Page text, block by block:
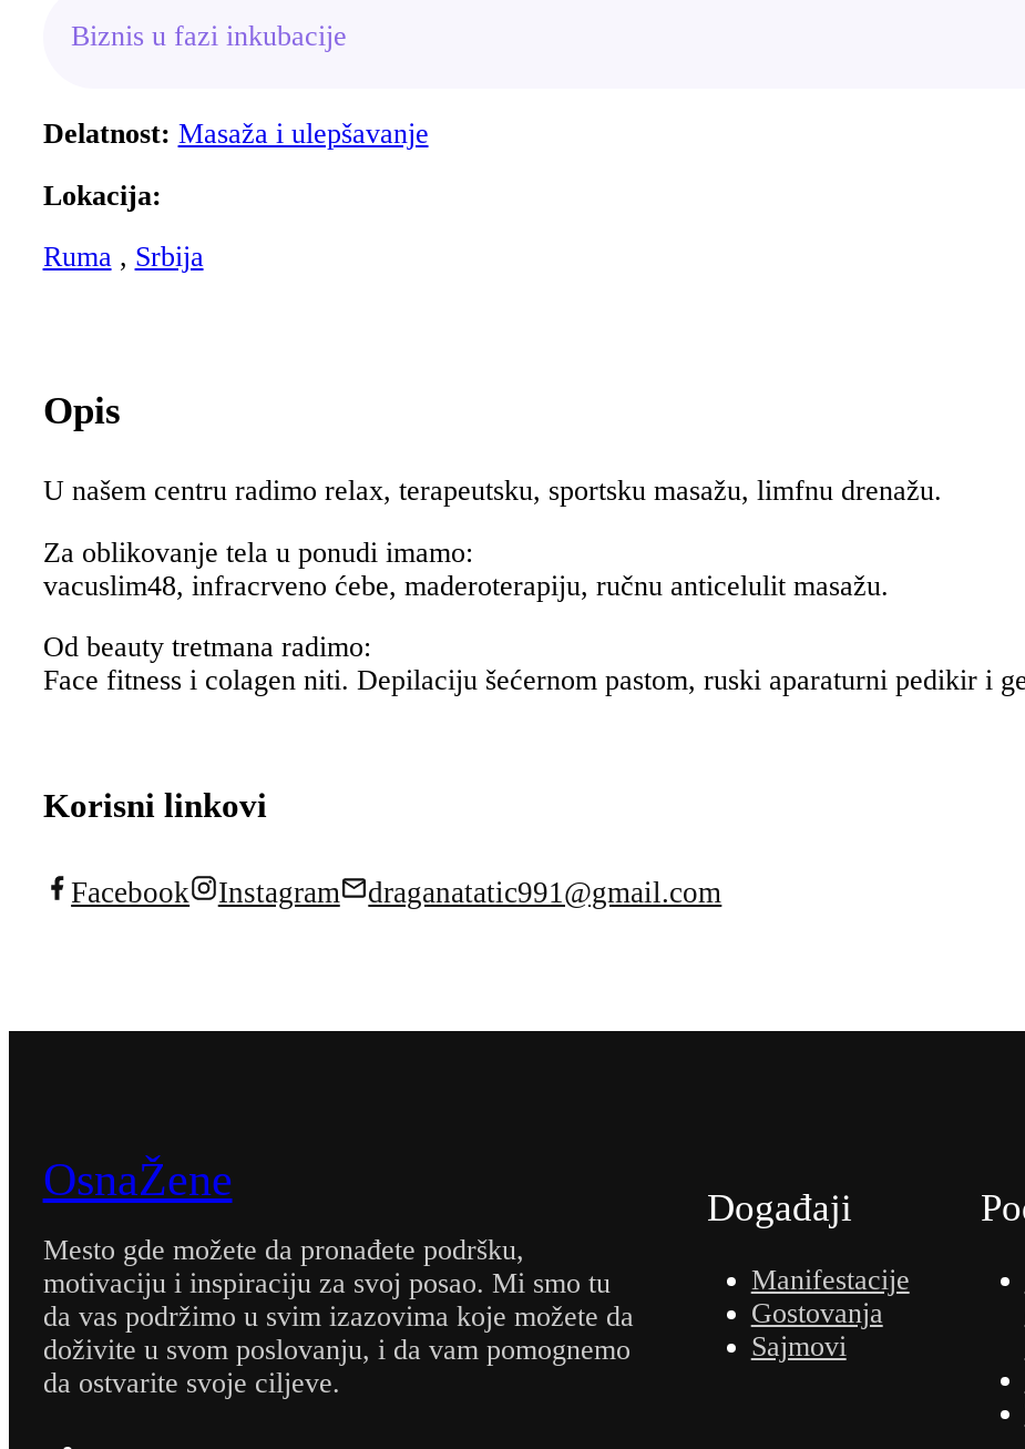
Biznis u fazi inkubacije
Delatnost: Masaža i ulepšavanje
Lokacija:
Ruma, Srbija
Opis
U našem centru radimo relax, terapeutsku, sportsku masažu, limfnu drenažu.
Za oblikovanje tela u ponudi imamo:
vacuslim48, infracrveno ćebe, maderoterapiju, ručnu anticelulit masažu.
Od beauty tretmana radimo:
Face fitness i colagen niti. Depilaciju šećernom pastom, ruski aparaturni pedikir i
Korisni linkovi
Facebook Instagram draganatatic991@gmail.com
OsnaŽene
Mesto gde možete da pronađete podršku,
motivaciju i inspiraciju za svoj posao. Mi smo tu
da vas podržimo u svim izazovima koje možete da
doživite u svom poslovanju, i da vam pomognemo
da ostvarite svoje ciljeve.
Događaji
Manifestacije
Gostovanja
Sajmovi